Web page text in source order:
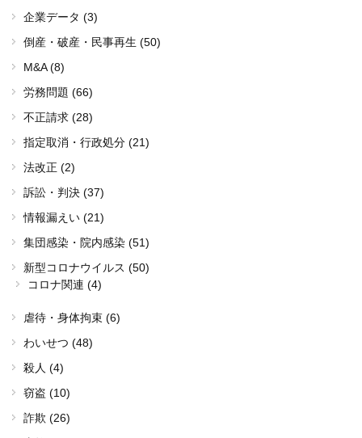
企業データ (3)
倒産・破産・民事再生 (50)
M&A (8)
労務問題 (66)
不正請求 (28)
指定取消・行政処分 (21)
法改正 (2)
訴訟・判決 (37)
情報漏えい (21)
集団感染・院内感染 (51)
新型コロナウイルス (50)
コロナ関連 (4)
虐待・身体拘束 (6)
わいせつ (48)
殺人 (4)
窃盗 (10)
詐欺 (26)